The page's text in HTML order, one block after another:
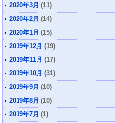
2020年3月 (11)
2020年2月 (14)
2020年1月 (15)
2019年12月 (19)
2019年11月 (17)
2019年10月 (31)
2019年9月 (10)
2019年8月 (10)
2019年7月 (1)